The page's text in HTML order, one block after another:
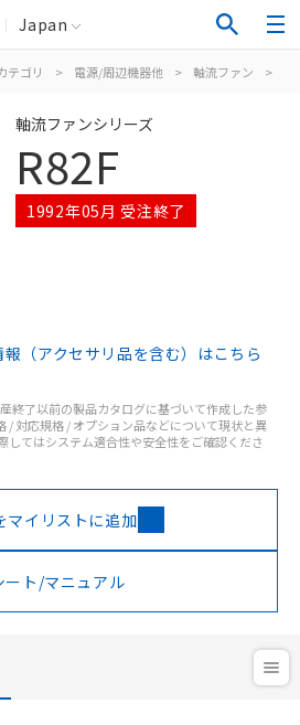
Japan
テゴリ > 電源/周辺機器他 > 軸流ファン >
軸流ファンシリーズ
R82F
1992年05月 受注終了
（アクセサリ品を含む）はこちら
終了以前の製品カタログに基づいて作成した参
/ 対応規格 / オプション品などについて現状と異
してはシステム適合性や安全性をご確認くださ
マイリストに追加
ート/マニュアル